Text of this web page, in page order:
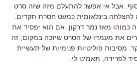
אבל אי אפשר להתעלם מזה שזה סרט
להצלחה בינלאומית כמעט חסרת תקדים.
כמוהו מאז נמר דרקון. אם הוא יפסיד את
את מעמדו של הסרט שיזכה במקום; זה
מסיבות פוליטיות פנימיות של תעשיית
לפרידה, תאמינו לי.